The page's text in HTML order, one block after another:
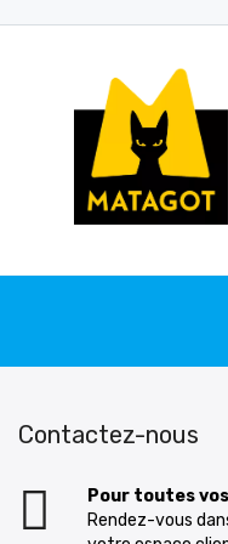
Contactez-nous
Pour toutes
Rendez-vous